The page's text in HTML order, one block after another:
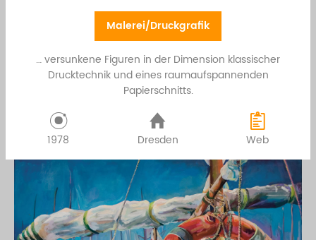
Malerei/Druckgrafik
… versunkene Figuren in der Dimension klassischer
Drucktechnik und eines raumaufspannenden
Papierschnitts.
1978 Dresden Web